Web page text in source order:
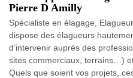
Pierre D Amilly
Spécialiste en élagage,
dispose des élagueurs
d’intervenir auprès des
sites commerciaux, terrains…)
Quels que soient vos projets,